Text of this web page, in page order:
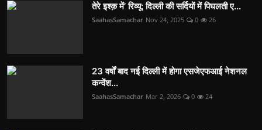
तेरे इश्क़ में’ रिव्यू: दिल्ली की सर्दियों में पिघलती ए...
SaahasSamachar Nov 24, 2025 0 26
23 वर्षों बाद नई दिल्ली में होगा एसजेएफआई नेशनल
कन्वेंश...
SaahasSamachar Mar 2, 2026 0 24